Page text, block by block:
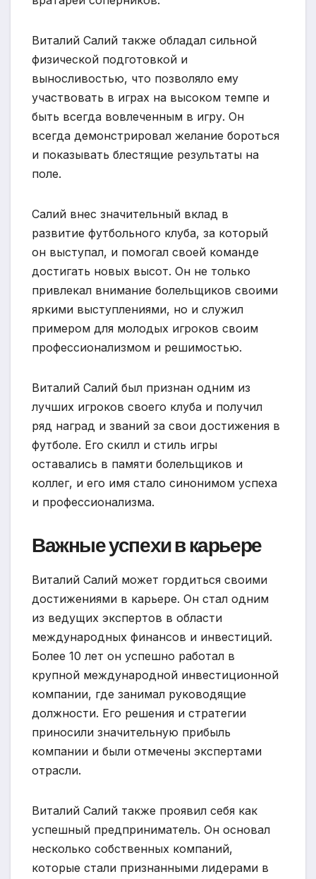
Виталий Салий также обладал сильной
физической подготовкой и
выносливостью, что позволяло ему
участвовать в играх на высоком темпе и
быть всегда вовлеченным в игру. Он
всегда демонстрировал желание бороться
и показывать блестящие результаты на
поле.
Салий внес значительный вклад в
развитие футбольного клуба, за который
он выступал, и помогал своей команде
достигать новых высот. Он не только
привлекал внимание болельщиков своими
яркими выступлениями, но и служил
примером для молодых игроков своим
профессионализмом и решимостью.
Виталий Салий был признан одним из
лучших игроков своего клуба и получил
ряд наград и званий за свои достижения в
футболе. Его скилл и стиль игры
оставались в памяти болельщиков и
коллег, и его имя стало синонимом успеха
и профессионализма.
Важные успехи в карьере
Виталий Салий может гордиться своими
достижениями в карьере. Он стал одним
из ведущих экспертов в области
международных финансов и инвестиций.
Более 10 лет он успешно работал в
крупной международной инвестиционной
компании, где занимал руководящие
должности. Его решения и стратегии
приносили значительную прибыль
компании и были отмечены экспертами
отрасли.
Виталий Салий также проявил себя как
успешный предприниматель. Он основал
несколько собственных компаний,
которые стали признанными лидерами в